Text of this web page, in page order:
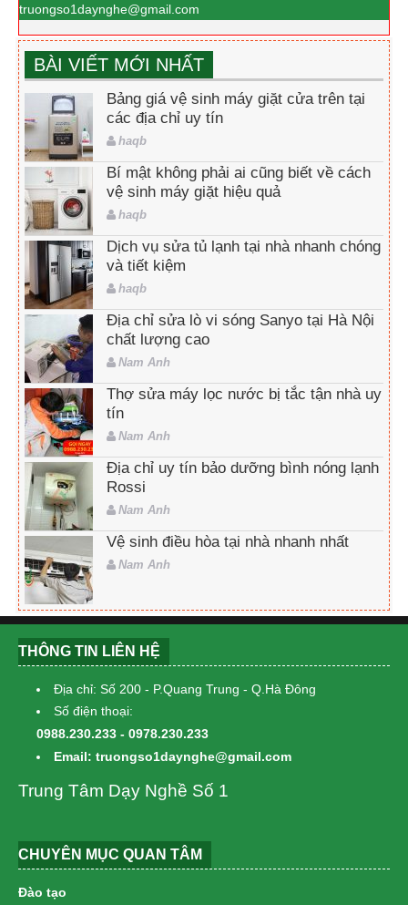
truongso1daynghe@gmail.com
BÀI VIẾT MỚI NHẤT
Bảng giá vệ sinh máy giặt cửa trên tại
các địa chỉ uy tín
haqb
Bí mật không phải ai cũng biết về cách
vệ sinh máy giặt hiệu quả
haqb
Dịch vụ sửa tủ lạnh tại nhà nhanh chóng
và tiết kiệm
haqb
Địa chỉ sửa lò vi sóng Sanyo tại Hà Nội
chất lượng cao
Nam Anh
Thợ sửa máy lọc nước bị tắc tận nhà uy
tín
Nam Anh
Địa chỉ uy tín bảo dưỡng bình nóng lạnh
Rossi
Nam Anh
Vệ sinh điều hòa tại nhà nhanh nhất
Nam Anh
THÔNG TIN LIÊN HỆ
Địa chỉ: Số 200 - P.Quang Trung - Q.Hà Đông
Số điện thoại:
0988.230.233 - 0978.230.233
Email: truongso1daynghe@gmail.com
Trung Tâm Dạy Nghề Số 1
CHUYÊN MỤC QUAN TÂM
Đào tạo